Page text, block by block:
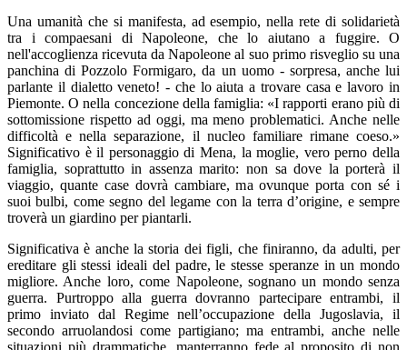
Una umanità che si manifesta, ad esempio, nella rete di solidarietà
tra i compaesani di Napoleone, che lo aiutano a fuggire. O
nell'accoglienza ricevuta da Napoleone al suo primo risveglio su una
panchina di Pozzolo Formigaro, da un uomo - sorpresa, anche lui
parlante il dialetto veneto! - che lo aiuta a trovare casa e lavoro in
Piemonte. O nella concezione della famiglia: «I rapporti erano più di
sottomissione rispetto ad oggi, ma meno problematici. Anche nelle
difficoltà e nella separazione, il nucleo familiare rimane coeso.»
Significativo è il personaggio di Mena, la moglie, vero perno della
famiglia, soprattutto in assenza marito: non sa dove la porterà il
viaggio, quante case dovrà cambiare, ma ovunque porta con sé i
suoi bulbi, come segno del legame con la terra d’origine, e sempre
troverà un giardino per piantarli.
Significativa è anche la storia dei figli, che finiranno, da adulti, per
ereditare gli stessi ideali del padre, le stesse speranze in un mondo
migliore. Anche loro, come Napoleone, sognano un mondo senza
guerra. Purtroppo alla guerra dovranno partecipare entrambi, il
primo inviato dal Regime nell’occupazione della Jugoslavia, il
secondo arruolandosi come partigiano; ma entrambi, anche nelle